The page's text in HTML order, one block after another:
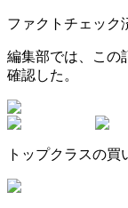
ファクトチェック
編集部では、この
確認した。
トップクラスの買